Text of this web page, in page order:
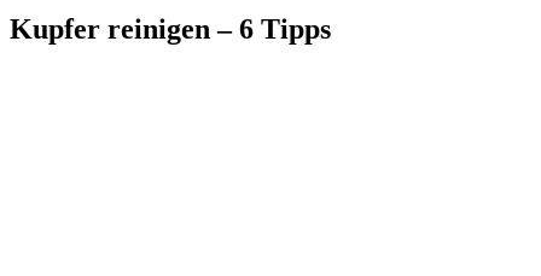
Kupfer reinigen – 6 Tipps